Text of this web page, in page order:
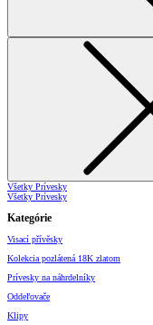
Všetky Prívesky
Všetky Prívesky
Kategórie
Visací přívěsky
Kolekcia pozlátená 18K zlatom
Prívesky na náhrdelníky
Oddeľovače
Klipy